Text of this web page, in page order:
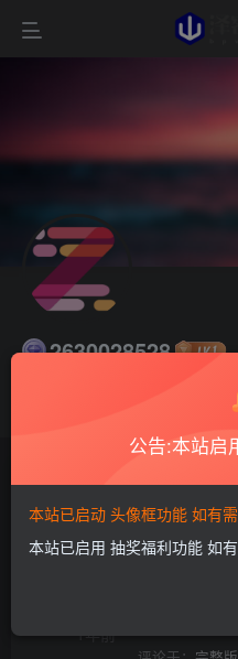
2630028528
文章0 收藏0 评论19
1年前
完整
1年前
公告:本站启
本站已启动 头像框功能 如有
本站已启用 抽奖福利功能 如